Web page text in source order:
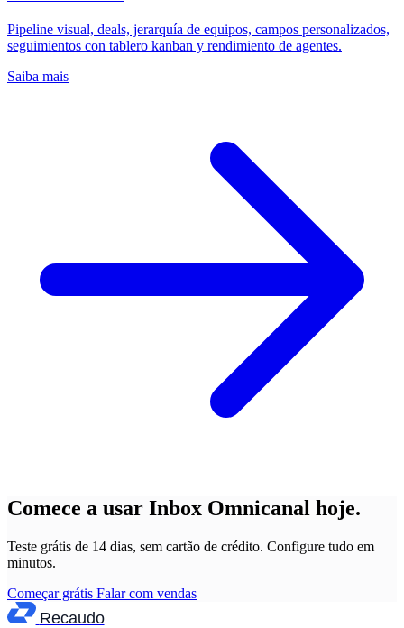
Pipeline visual, deals, jerarquía de equipos, campos personalizados,
seguimientos con tablero kanban y rendimiento de agentes.
Saiba mais
Comece a usar Inbox Omnicanal hoje.
Teste grátis de 14 dias, sem cartão de crédito. Configure tudo em
minutos.
Começar grátis Falar com vendas
Recaudo